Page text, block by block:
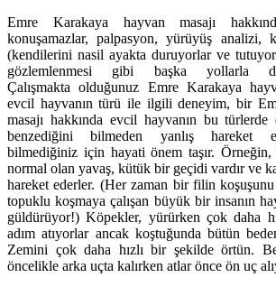
Emre Karakaya hayvan masajı
konuşamazlar, palpasyon, yürüyüş analizi,
(kendilerini nasil ayakta duruyorlar ve
gözlemlenmesi gibi başka yollarla
Çalışmakta olduğunuz Emre Karakaya
evcil hayvanın türü ile ilgili deneyim, bir
masajı hakkında evcil hayvanın bu türlerde
benzediğini bilmeden yanlış hareket
bilmediğiniz için hayati önem taşır.
normal olan yavaş, kütük bir geçidi vardır ve
hareket ederler. (Her zaman bir filin
topuklu koşmaya çalışan büyük bir insanın
güldürüyor!) Köpekler, yürürken çok daha
adım atıyorlar ancak koştuğunda bütün
Zemini çok daha hızlı bir şekilde örtün.
öncelikle arka uçta kalırken atlar önce ön uç